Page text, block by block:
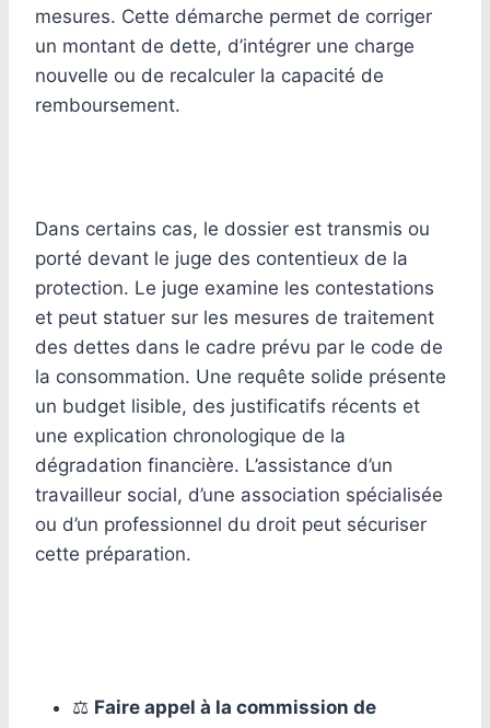
mesures. Cette démarche permet de corriger
un montant de dette, d’intégrer une charge
nouvelle ou de recalculer la capacité de
remboursement.
Dans certains cas, le dossier est transmis ou
porté devant le juge des contentieux de la
protection. Le juge examine les contestations
et peut statuer sur les mesures de traitement
des dettes dans le cadre prévu par le code de
la consommation. Une requête solide présente
un budget lisible, des justificatifs récents et
une explication chronologique de la
dégradation financière. L’assistance d’un
travailleur social, d’une association spécialisée
ou d’un professionnel du droit peut sécuriser
cette préparation.
⚖️ Faire appel à la commission de